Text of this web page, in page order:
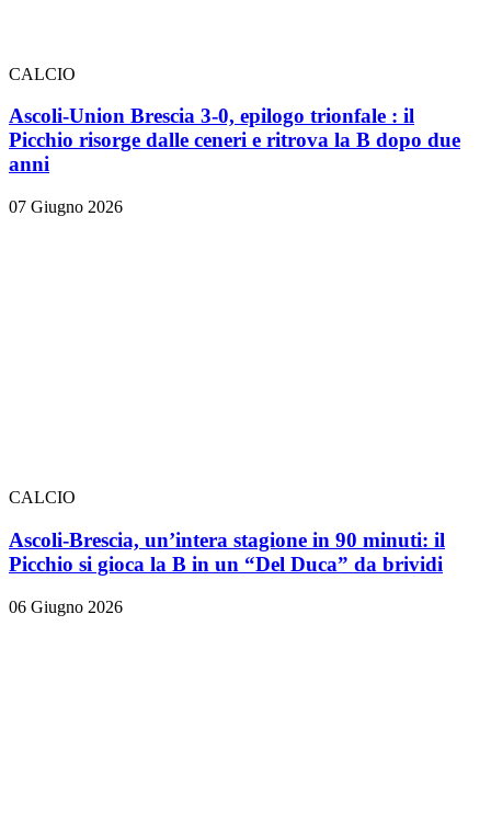
CALCIO
Ascoli-Union Brescia 3-0, epilogo trionfale : il
Picchio risorge dalle ceneri e ritrova la B dopo due
anni
07 Giugno 2026
CALCIO
Ascoli-Brescia, un’intera stagione in 90 minuti: il
Picchio si gioca la B in un “Del Duca” da brividi
06 Giugno 2026